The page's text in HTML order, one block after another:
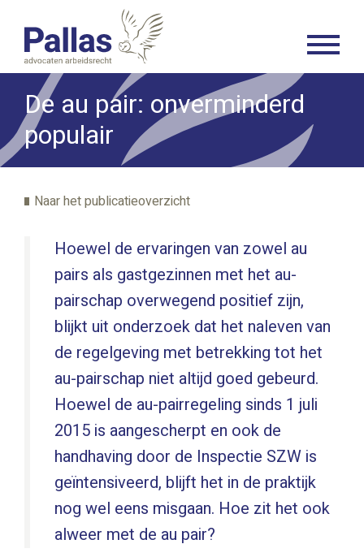
De au pair: onverminderd
populair
Naar het publicatieoverzicht
Hoewel de ervaringen van zowel au
pairs als gastgezinnen met het au-
pairschap overwegend positief zijn,
blijkt uit onderzoek dat het naleven van
de regelgeving met betrekking tot het
au-pairschap niet altijd goed gebeurd.
Hoewel de au-pairregeling sinds 1 juli
2015 is aangescherpt en ook de
handhaving door de Inspectie SZW is
geïntensiveerd, blijft het in de praktijk
nog wel eens misgaan. Hoe zit het ook
alweer met de au pair?